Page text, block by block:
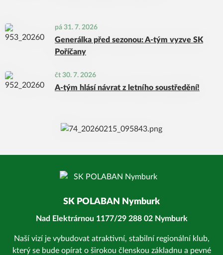
pá 31. 7. 2026
Generálka před sezonou: A-tým vyzve SK
Poříčany
čt 30. 7. 2026
A-tým hlásí návrat z letního soustředění!
SK POLABAN Nymburk
Nad Elektrárnou 1177/29 288 02 Nymburk
Naší vizí je vybudovat atraktivní, stabilní regionální klub,
který se bude opírat o širokou členskou základnu a pevné